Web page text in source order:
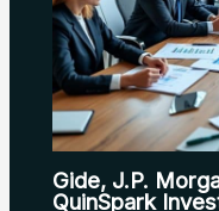
Gide, J.P.
QuinSpark